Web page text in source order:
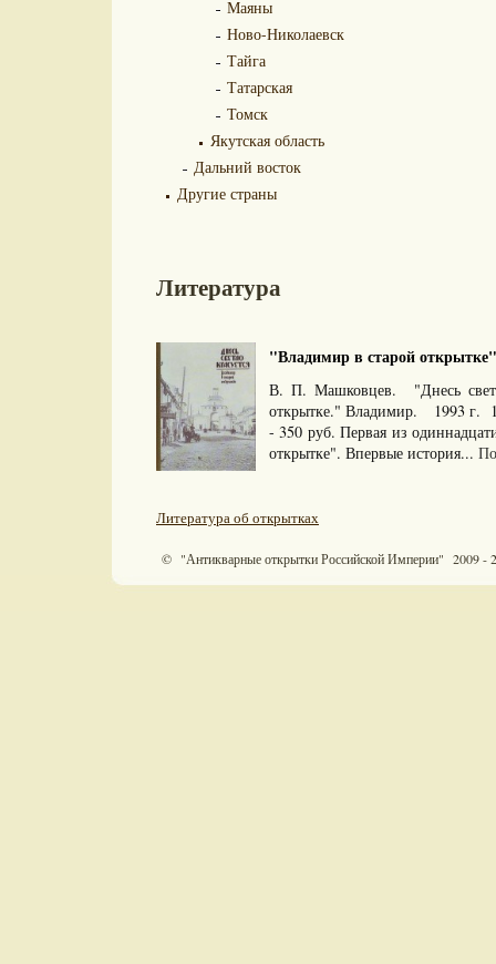
Маяны
Ново-Николаевск
Тайга
Татарская
Томск
Якутская область
Дальний восток
Другие страны
Литература
"Владимир в старой
В. П. Машковцев. "Днесь
открытке." Владимир. 1993 г.
- 350 руб. Первая из
открытке". Впервые история...
Литература об открытках
© "Антикварные открытки Российской Империи" 2009 -